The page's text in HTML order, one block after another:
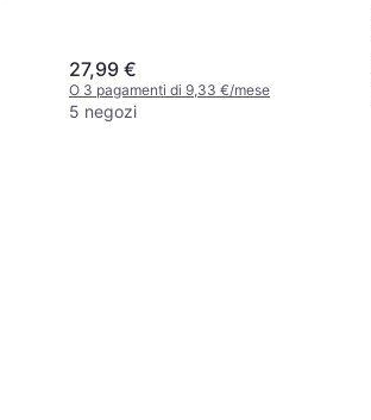
27,99 €
O 3 pagamenti di 9,33 €/mese
5 negozi